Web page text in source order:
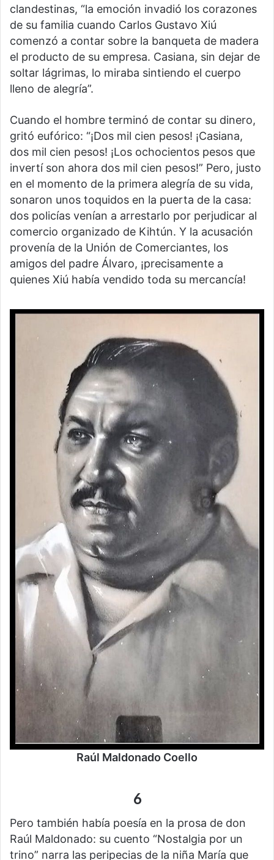
clandestinas, “la emoción invadió los corazones
de su familia cuando Carlos Gustavo Xiú
comenzó a contar sobre la banqueta de madera
el producto de su empresa. Casiana, sin dejar de
soltar lágrimas, lo miraba sintiendo el cuerpo
lleno de alegría”.
Cuando el hombre terminó de contar su dinero,
gritó eufórico: “¡Dos mil cien pesos! ¡Casiana,
dos mil cien pesos! ¡Los ochocientos pesos que
invertí son ahora dos mil cien pesos!” Pero, justo
en el momento de la primera alegría de su vida,
sonaron unos toquidos en la puerta de la casa:
dos policías venían a arrestarlo por perjudicar al
comercio organizado de Kihtún. Y la acusación
provenía de la Unión de Comerciantes, los
amigos del padre Álvaro, ¡precisamente a
quienes Xiú había vendido toda su mercancía!
Raúl Maldonado Coello
6
Pero también había poesía en la prosa de don
Raúl Maldonado: su cuento “Nostalgia por un
trino” narra las peripecias de la niña María que